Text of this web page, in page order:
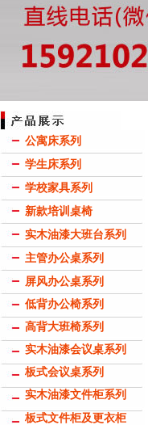
公寓床系列
学生床系列
学校家具系列
新款培训桌椅
实木油漆大班台系列
主管办公桌系列
屏风办公桌系列
低背办公椅系列
高背大班椅系列
实木油漆会议桌系列
板式会议桌系列
实木油漆文件柜系列
板式文件柜及更衣柜